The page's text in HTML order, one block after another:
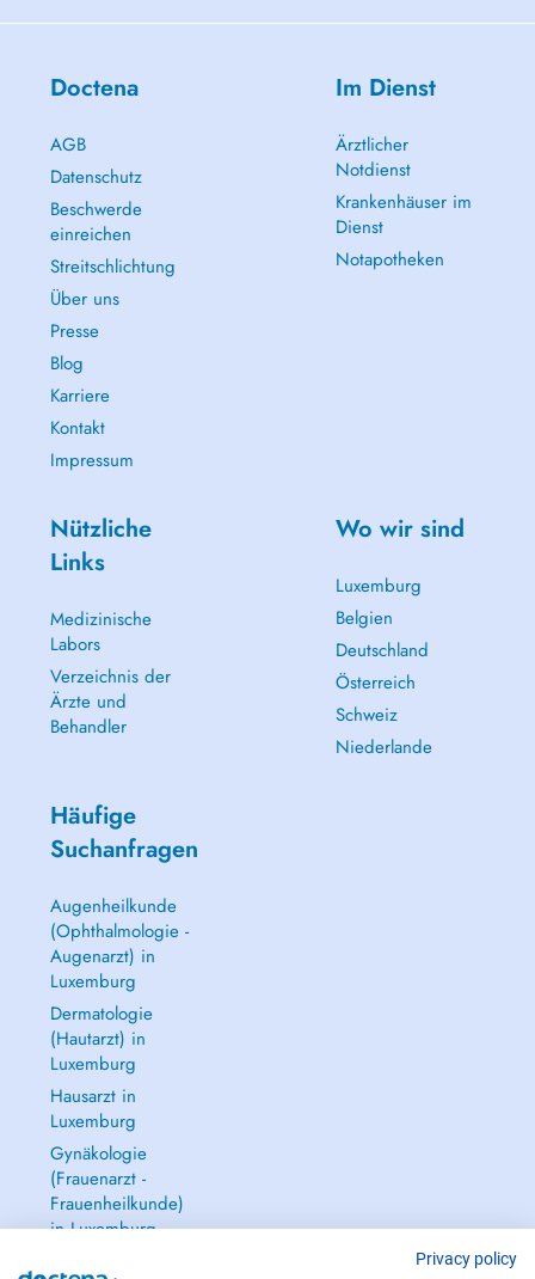
Doctena
AGB
Datenschutz
Beschwerde
einreichen
Streitschlichtung
Über uns
Presse
Blog
Karriere
Kontakt
Impressum
Im Dienst
Ärztlicher
Notdienst
Krankenhäuser im
Dienst
Notapotheken
Nützliche
Links
Medizinische
Labors
Verzeichnis der
Ärzte und
Behandler
Wo wir sind
Luxemburg
Belgien
Deutschland
Österreich
Schweiz
Niederlande
Häufige
Suchanfragen
Augenheilkunde
(Ophthalmologie -
Augenarzt) in
Luxemburg
Dermatologie
(Hautarzt) in
Luxemburg
Hausarzt in
Luxemburg
Gynäkologie
(Frauenarzt -
Frauenheilkunde)
in Luxemburg
Privacy policy